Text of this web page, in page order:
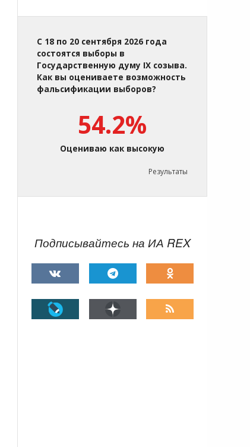
С 18 по 20 сентября 2026 года
состоятся выборы в
Государственную думу IX созыва.
Как вы оцениваете возможность
фальсификации выборов?
54.2%
Оцениваю как высокую
Результаты
Подписывайтесь на ИА REX